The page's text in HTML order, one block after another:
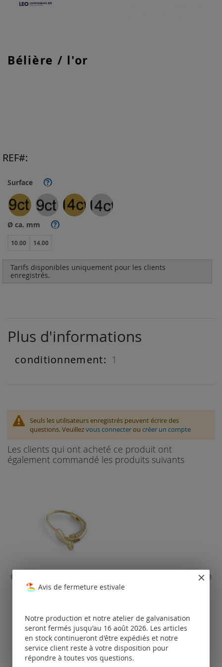
Bélière / l'or
Surface ?
Ø ca. mm ?
10.00 14.00
Tarifs disponibles uniquement pour les clients
enregistrés.
REF
to
Plus d'informations
Plus
1
Seuls les utilisateurs enregistrés peuvent écrire des
questions. Veuillezvous connecterou créer un compte
Les clients qui ont acheté ce produit ont
également commandé les produits suivants
dormeuses (œillet
transversal) / l'or
disponibles
uniquement
pour les clients
enregistrés.
Avis de fermeture estivale
Notre production et notre atelier de galvanisation
seront fermés jusqu'au 16 août 2026. Les articles
en stock continueront d'être expédiés et notre
service client reste à votre disposition pour
répondre à toutes vos questions.